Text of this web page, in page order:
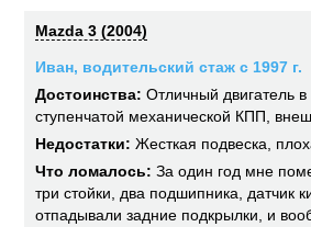
Mazda 3 (2004)
Иван, водительский стаж с 1997 г.
Достоинства: Отличный двигатель в
ступенчатой механической КПП,
Недостатки: Жесткая подвеска,
Что ломалось: За один год мне
три стойки, два подшипника, датчик
отпадывали задние подкрылки, и